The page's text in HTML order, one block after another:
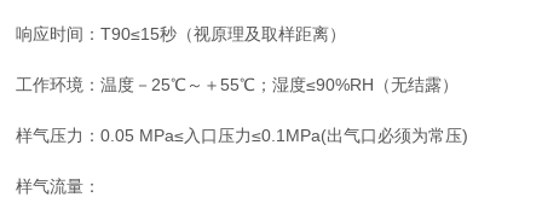
响应时间：T90≤15秒（视原理及取样距离）
工作环境：温度－25℃～＋55℃；湿度≤90%RH（无结露）
样气压力：0.05 MPa≤入口压力≤0.1MPa(出气口必须为常压)
样气流量：